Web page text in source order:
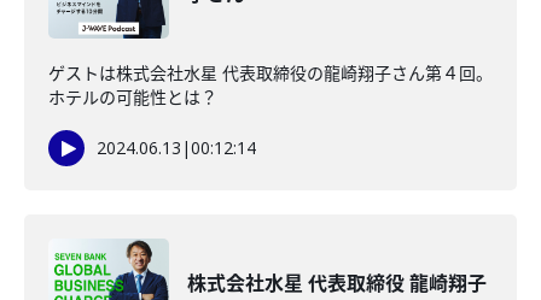
ゲストは株式会社水星 代表取締役の龍崎翔子さん第４回。
ホテルの可能性とは？
2024.06.13 |00:12:14
株式会社水星 代表取締役 龍崎翔子